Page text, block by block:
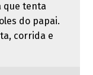
que tenta
do papai.
corrida e